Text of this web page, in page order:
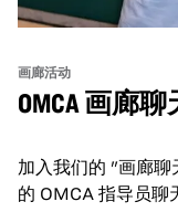
画廊活动
OMCA 画廊
加入我们的 "画廊
的 OMCA 指导员聊